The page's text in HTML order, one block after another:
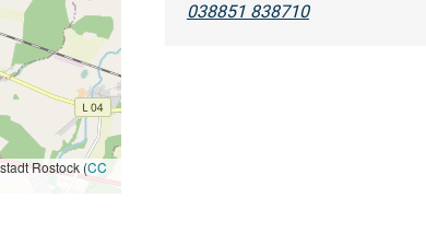
Rostock (CC
038851 838710